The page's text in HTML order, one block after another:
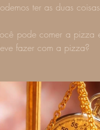
ter as duas
pode comer a pizza
fazer com a pizza?